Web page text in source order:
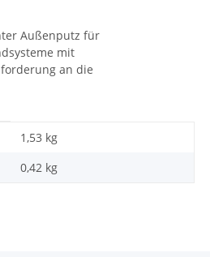
Außenputz für
mit
an die
1,53 kg
0,42 kg